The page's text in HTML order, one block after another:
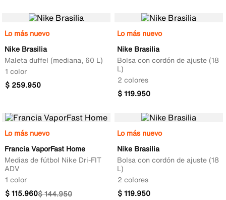
Lo más nuevo
Nike Brasilia
Maleta duffel (mediana, 60 L)
1 color
$ 259.950
Lo más nuevo
Nike Brasilia
Bolsa con cordón de ajuste (18
L)
2 colores
$119.950
Lo más nuevo
Francia VaporFast Home
Medias de fútbol Nike Dri-FIT
ADV
1 color
$144.950
$115.960
Lo más nuevo
Nike Brasilia
Bolsa con cordón de ajuste (18
L)
2 colores
$119.950